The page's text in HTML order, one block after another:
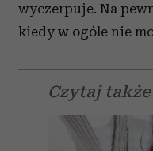
wyczerpuje. Na
kiedy w ogóle nie
Czytaj także